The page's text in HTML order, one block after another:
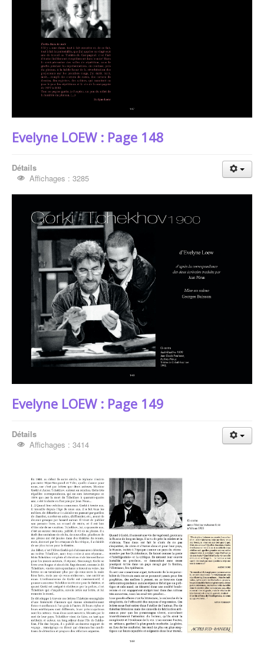
Evelyne LOEW : Page 148
Détails
Affichages : 3285
Evelyne LOEW : Page 149
Détails
Affichages : 3414